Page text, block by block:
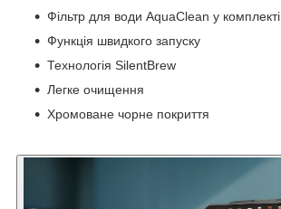
Фільтр для води AquaClean у комплекті
Функція швидкого запуску
Технологія SilentBrew
Легке очищення
Хромоване чорне покриття